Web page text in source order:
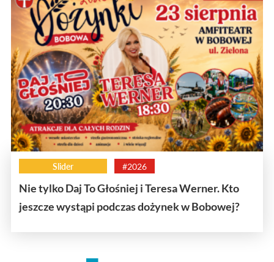
Slider #2026
Nie tylko Daj To Głośniej i Teresa Werner. Kto
jeszcze wystąpi podczas dożynek w Bobowej?